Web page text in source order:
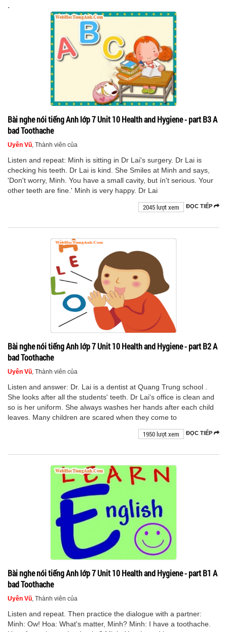
.
Bài nghe nói tiếng Anh lớp 7 Unit 10 Health and Hygiene - part B3 A
bad Toothache
Uyên Vũ , Thành viên của
Listen and repeat: Minh is sitting in Dr Lai's surgery. Dr Lai is
checking his teeth. Dr Lai is kind. She Smiles at Minh and says,
'Don't worry, Minh. You have a small cavity, but ín't serious. Your
other teeth are fine.' Minh is very happy. Dr Lai
ĐỌC TIẾP
2045 lượt xem
Bài nghe nói tiếng Anh lớp 7 Unit 10 Health and Hygiene - part B2 A
bad Toothache
Uyên Vũ , Thành viên của
Listen and answer: Dr. Lai is a dentist at Quang Trung school .
She looks after all the students' teeth. Dr Lai's office is clean and
so is her uniform. She always washes her hands after each child
leaves. Many children are scared when they come to
ĐỌC TIẾP
1950 lượt xem
Bài nghe nói tiếng Anh lớp 7 Unit 10 Health and Hygiene - part B1 A
bad Toothache
Uyên Vũ , Thành viên của
Listen and repeat. Then practice the dialogue with a partner:
Minh: Ow! Hoa: What's matter, Minh? Minh: I have a toothache.